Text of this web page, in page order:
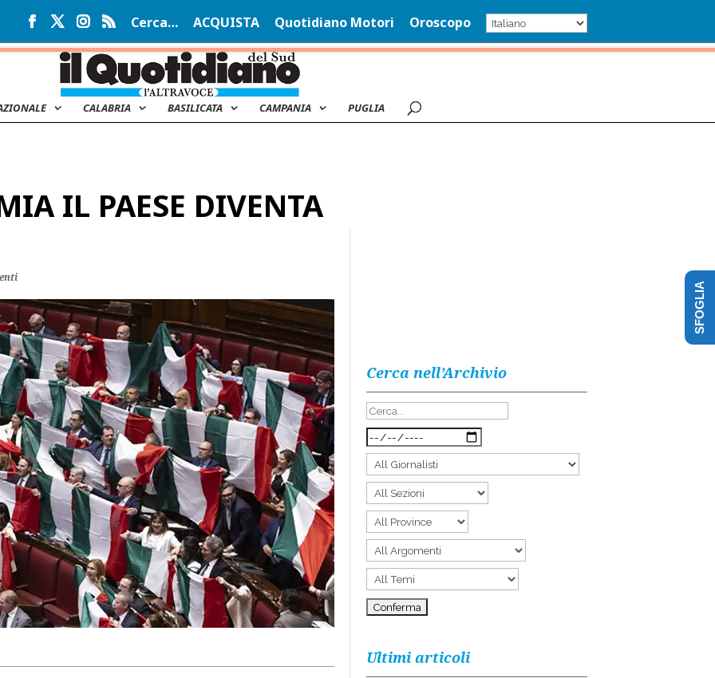
Cerca… ACQUISTA Quotidiano Motori Oroscopo
CALABRIA BASILICATA CAMPANIA PUGLIA
IL PAESE DIVENTA
Cerca nell’Archivio
Ultimi articoli
SFOGLIA